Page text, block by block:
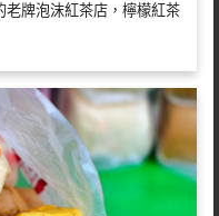
老牌泡沫紅茶店，檸檬紅茶